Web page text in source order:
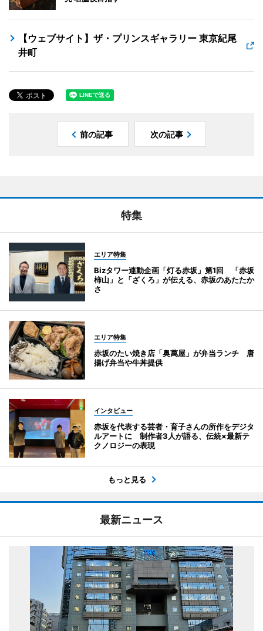
【ウェブサイト】ザ・プリンスギャラリー 東京紀尾
井町
前の記事 次の記事
特集
エリア特集
Bizタワー連動企画「灯る赤坂」第1回 「赤坂
柿山」と「ざくろ」が伝える、赤坂のあたたか
さ
エリア特集
赤坂のたい焼き店「奥萬屋」が弁当ランチ 唐
揚げ弁当や牛丼提供
インタビュー
赤坂を代表する芸者・育子さんの所作をデジタ
ルアートに 制作者3人が語る、伝統×最新テ
クノロジーの表現
もっと見る
最新ニュース